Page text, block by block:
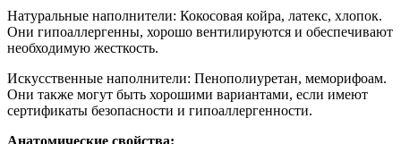
Натуральные наполнители: Кокосовая койра, латекс, хлопок.
Они гипоаллергенны, хорошо вентилируются и обеспечивают
необходимую жесткость.
Искусственные наполнители: Пенополиуретан, меморифоам.
Они также могут быть хорошими вариантами, если имеют
сертификаты безопасности и гипоаллергенности.
Анатомические свойства: